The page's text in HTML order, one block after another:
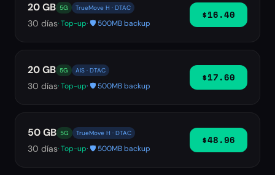
20 GB 5G TrueMove H · DTAC
30 días· Top-up· 🛡️ 500MB backup
$16.40
20 GB 5G AIS · DTAC
30 días· Top-up· 🛡️ 500MB backup
$17.60
50 GB 5G TrueMove H · DTAC
30 días· Top-up· 🛡️ 500MB backup
$48.96